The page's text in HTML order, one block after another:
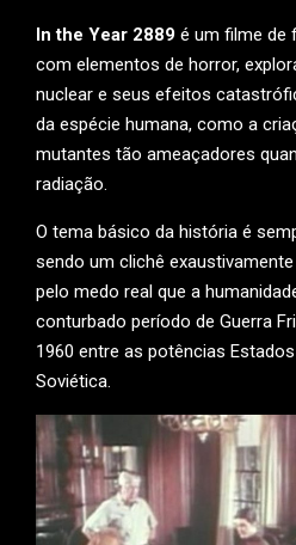
In the Year 2889 é um filme de
com elementos de horror,
nuclear e seus efeitos
da espécie humana, como a
mutantes tão ameaçadores
radiação.
O tema básico da história é
sendo um clichê
pelo medo real que a
conturbado período de Guerra
1960 entre as potências
Soviética.